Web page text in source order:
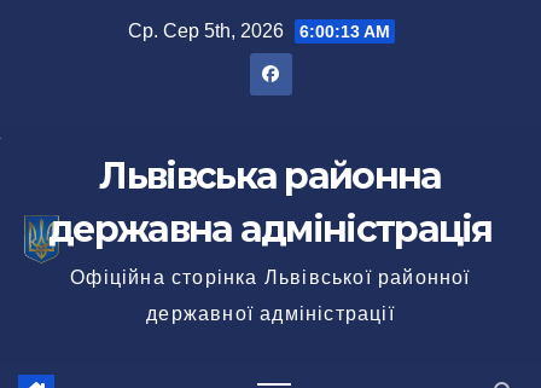
Ср. Сер 5th, 2026 6:00:13 AM
Львівська районна
державна адміністрація
Офіційна сторінка Львівської районної
державної адміністрації